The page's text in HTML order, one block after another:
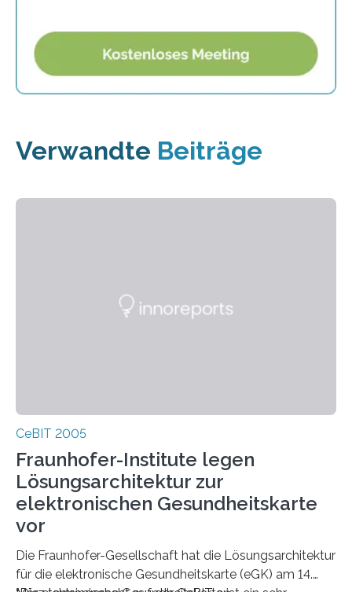
Verwandte Beiträge
CeBIT 2005
Fraunhofer-Institute legen
Lösungsarchitektur zur
elektronischen Gesundheitskarte
vor
Die Fraunhofer-Gesellschaft hat die Lösungsarchitektur
für die elektronische Gesundheitskarte (eGK) am 14.